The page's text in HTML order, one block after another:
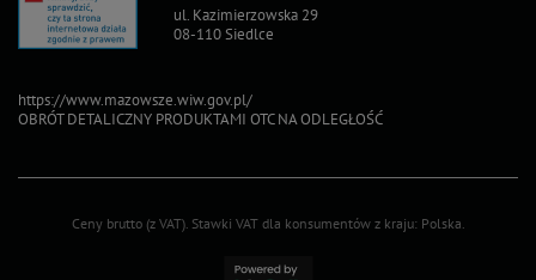
ul. Kazimierzowska 29
08-110 Siedlce
https://www.mazowsze.wiw.gov.pl/
OBRÓT DETALICZNY PRODUKTAMI OTC NA ODLEGŁOŚĆ
Ceny brutto (z VAT). Stawki VAT dla konsumentów z kraju: Polska